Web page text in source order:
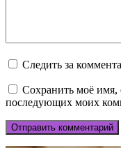
Следить за
Сохранить моё имя,
последующих моих